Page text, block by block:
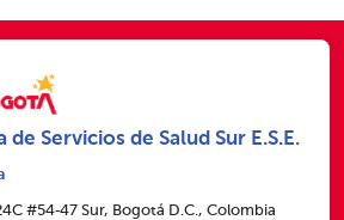
Servicios de Salud Sur E.S.E.
#54‑47 Sur, Bogotá D.C., Colombia